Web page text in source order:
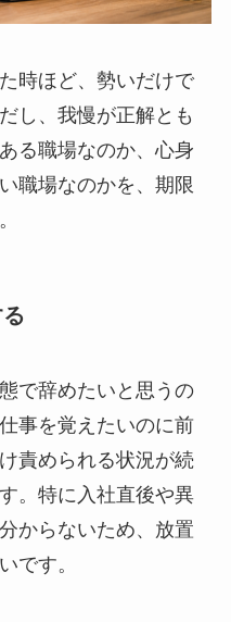
時ほど、勢いだけで
し、我慢が正解とも
る職場なのか、心身
職場なのかを、期限
で辞めたいと思うの
事を覚えたいのに前
責められる状況が続
。特に入社直後や異
からないため、放置
です。